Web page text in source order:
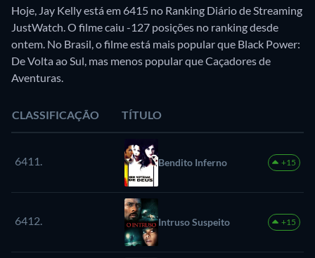
Hoje, Jay Kelly está em 6415 no Ranking Diário de Streaming
JustWatch. O filme caiu -127 posições no ranking desde
ontem. No Brasil, o filme está mais popular que Black Power:
De Volta ao Sul, mas menos popular que Caçadores de
Aventuras.
CLASSIFICAÇÃO TÍTULO
6411. Bendito Inferno +15
6412. Intruso Suspeito +15